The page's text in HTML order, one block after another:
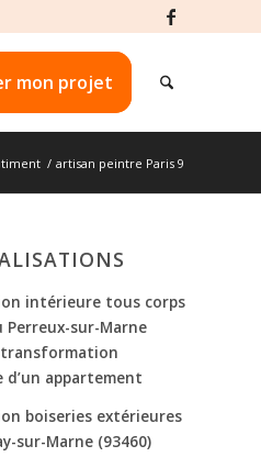
mon projet
/ artisan peintre Paris 9
intérieure tous corps
Perreux-sur-Marne
transformation
d’un appartement
boiseries extérieures
sur-Marne (93460)